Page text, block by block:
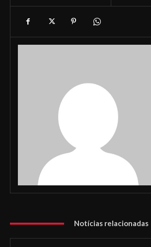
Notícias relacionadas